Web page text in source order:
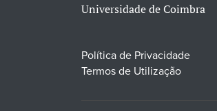
Universidade de Coimbra
Política de Privacidade
Termos de Utilização